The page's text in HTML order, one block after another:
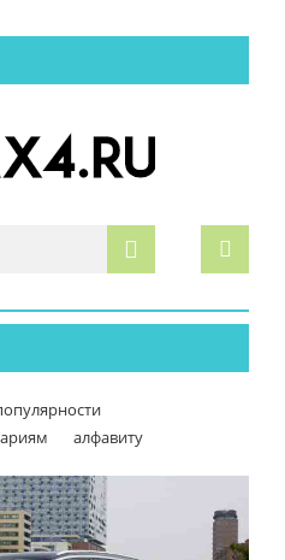
алфавиту